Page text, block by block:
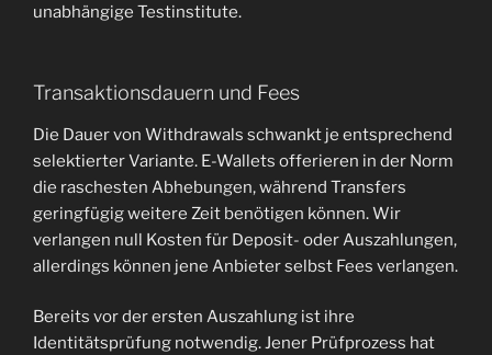
unabhängige Testinstitute.
Transaktionsdauern und Fees
Die Dauer von Withdrawals schwankt je entsprechend
selektierter Variante. E-Wallets offerieren in der Norm
die raschesten Abhebungen, während Transfers
geringfügig weitere Zeit benötigen können. Wir
verlangen null Kosten für Deposit- oder Auszahlungen,
allerdings können jene Anbieter selbst Fees verlangen.
Bereits vor der ersten Auszahlung ist ihre
Identitätsprüfung notwendig. Jener Prüfprozess hat